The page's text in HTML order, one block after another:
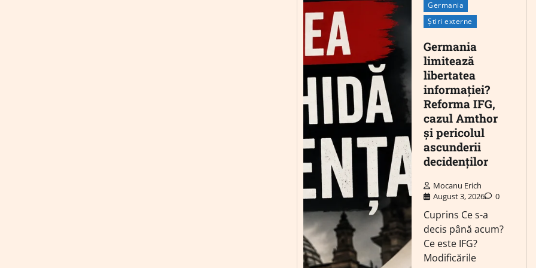
Germania
Știri externe
Germania
limitează
libertatea
informației?
Reforma IFG,
cazul Amthor
și pericolul
ascunderii
decidenților
Mocanu Erich
August 3, 2026
0
Cuprins Ce s-a
decis până acum?
Ce este IFG?
Modificările